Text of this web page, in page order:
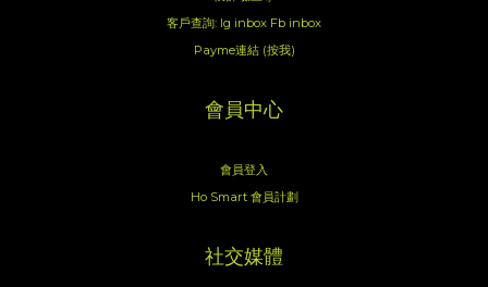
客戶查詢: Ig inbox Fb inbox
Payme連結 (按我)
會員中心
會員登入
Ho Smart 會員計劃
社交媒體